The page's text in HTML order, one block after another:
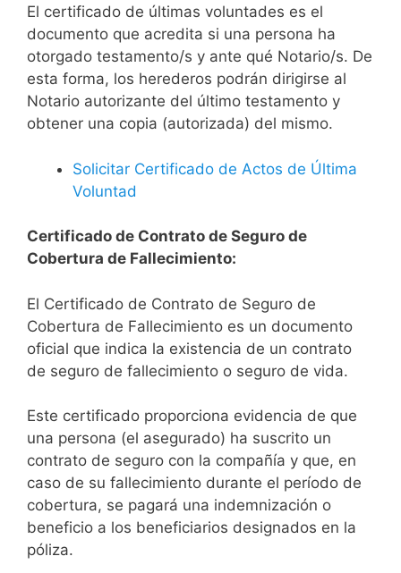
El certificado de últimas voluntades es el
documento que acredita si una persona ha
otorgado testamento/s y ante qué Notario/s. De
esta forma, los herederos podrán dirigirse al
Notario autorizante del último testamento y
obtener una copia (autorizada) del mismo.
Solicitar Certificado de Actos de Última
Voluntad
Certificado de Contrato de Seguro de
Cobertura de Fallecimiento:
El Certificado de Contrato de Seguro de
Cobertura de Fallecimiento es un documento
oficial que indica la existencia de un contrato
de seguro de fallecimiento o seguro de vida.
Este certificado proporciona evidencia de que
una persona (el asegurado) ha suscrito un
contrato de seguro con la compañía y que, en
caso de su fallecimiento durante el período de
cobertura, se pagará una indemnización o
beneficio a los beneficiarios designados en la
póliza.